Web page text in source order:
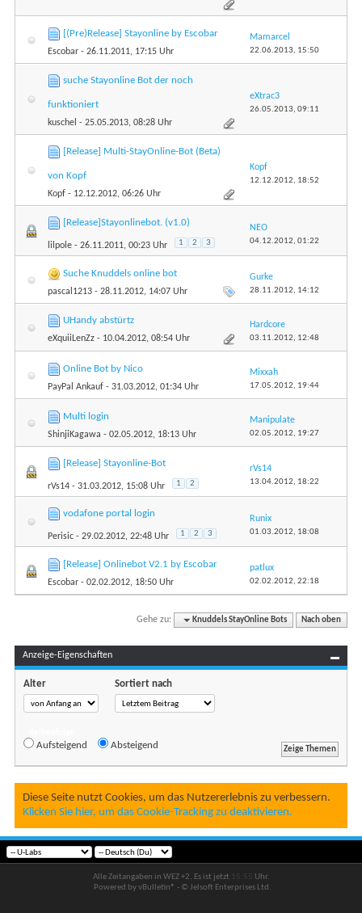
[(Pre)Release] Stayonline by Escobar
Escobar - 26.11.2011, 17:15 Uhr
Mamarcel
22.06.2013, 15:50
suche Stayonline Bot der noch
funktioniert
kuschel - 25.05.2013, 08:28 Uhr
eXtrac3
26.05.2013, 09:11
[Release] Multi-StayOnline-Bot (Beta)
von Kopf
Kopf - 12.12.2012, 06:26 Uhr
Kopf
12.12.2012, 18:52
[Release]Stayonlinebot. (v1.0)
lilpole - 26.11.2011, 00:23 Uhr 1 2 3
NEO
04.12.2012, 01:22
Suche Knuddels online bot
pascal1213 - 28.11.2012, 14:07 Uhr
Gurke
28.11.2012, 14:12
UHandy abstürtz
eXquiiLenZz - 10.04.2012, 08:54 Uhr
Hardcore
03.11.2012, 12:48
Online Bot by Nico
PayPal Ankauf - 31.03.2012, 01:34 Uhr
Mixxah
17.05.2012, 19:44
Multi login
ShinjiKagawa - 02.05.2012, 18:13 Uhr
Manipulate
02.05.2012, 19:27
[Release] Stayonline-Bot
rVs14 - 31.03.2012, 15:08 Uhr 1 2
rVs14
13.04.2012, 18:22
vodafone portal login
Perisic - 29.02.2012, 22:48 Uhr 1 2 3
Runix
01.03.2012, 18:08
[Release] Onlinebot V2.1 by Escobar
Escobar - 02.02.2012, 18:50 Uhr
patlux
02.02.2012, 22:18
Gehe zu: Knuddels StayOnline Bots Nach oben
Anzeige-Eigenschaften
Alter Sortiert nach
Aufsteigend Absteigend
Diese Seite nutzt Cookies, um das Nutzererlebnis zu verbessern.
Klicken Sie hier, um das Cookie-Tracking zu deaktivieren.
Alle Zeitangaben in WEZ +2. Es ist jetzt 15:55
Uhr.
Powered by vBulletin® - © Jelsoft Enterprises Ltd.